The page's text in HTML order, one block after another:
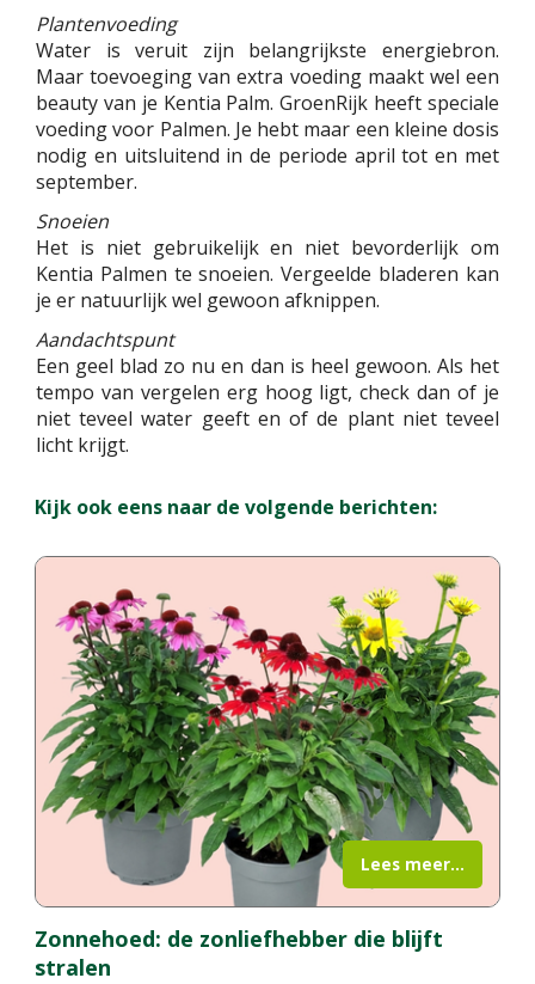
Plantenvoeding
Water is veruit zijn belangrijkste energiebron.
Maar toevoeging van extra voeding maakt wel een
beauty van je Kentia Palm. GroenRijk heeft speciale
voeding voor Palmen. Je hebt maar een kleine dosis
nodig en uitsluitend in de periode april tot en met
september.
Snoeien
Het is niet gebruikelijk en niet bevorderlijk om
Kentia Palmen te snoeien. Vergeelde bladeren kan
je er natuurlijk wel gewoon afknippen.
Aandachtspunt
Een geel blad zo nu en dan is heel gewoon. Als het
tempo van vergelen erg hoog ligt, check dan of je
niet teveel water geeft en of de plant niet teveel
licht krijgt.
Kijk ook eens naar de volgende berichten:
Zonnehoed: de zonliefhebber die blijft
stralen
Lees meer...